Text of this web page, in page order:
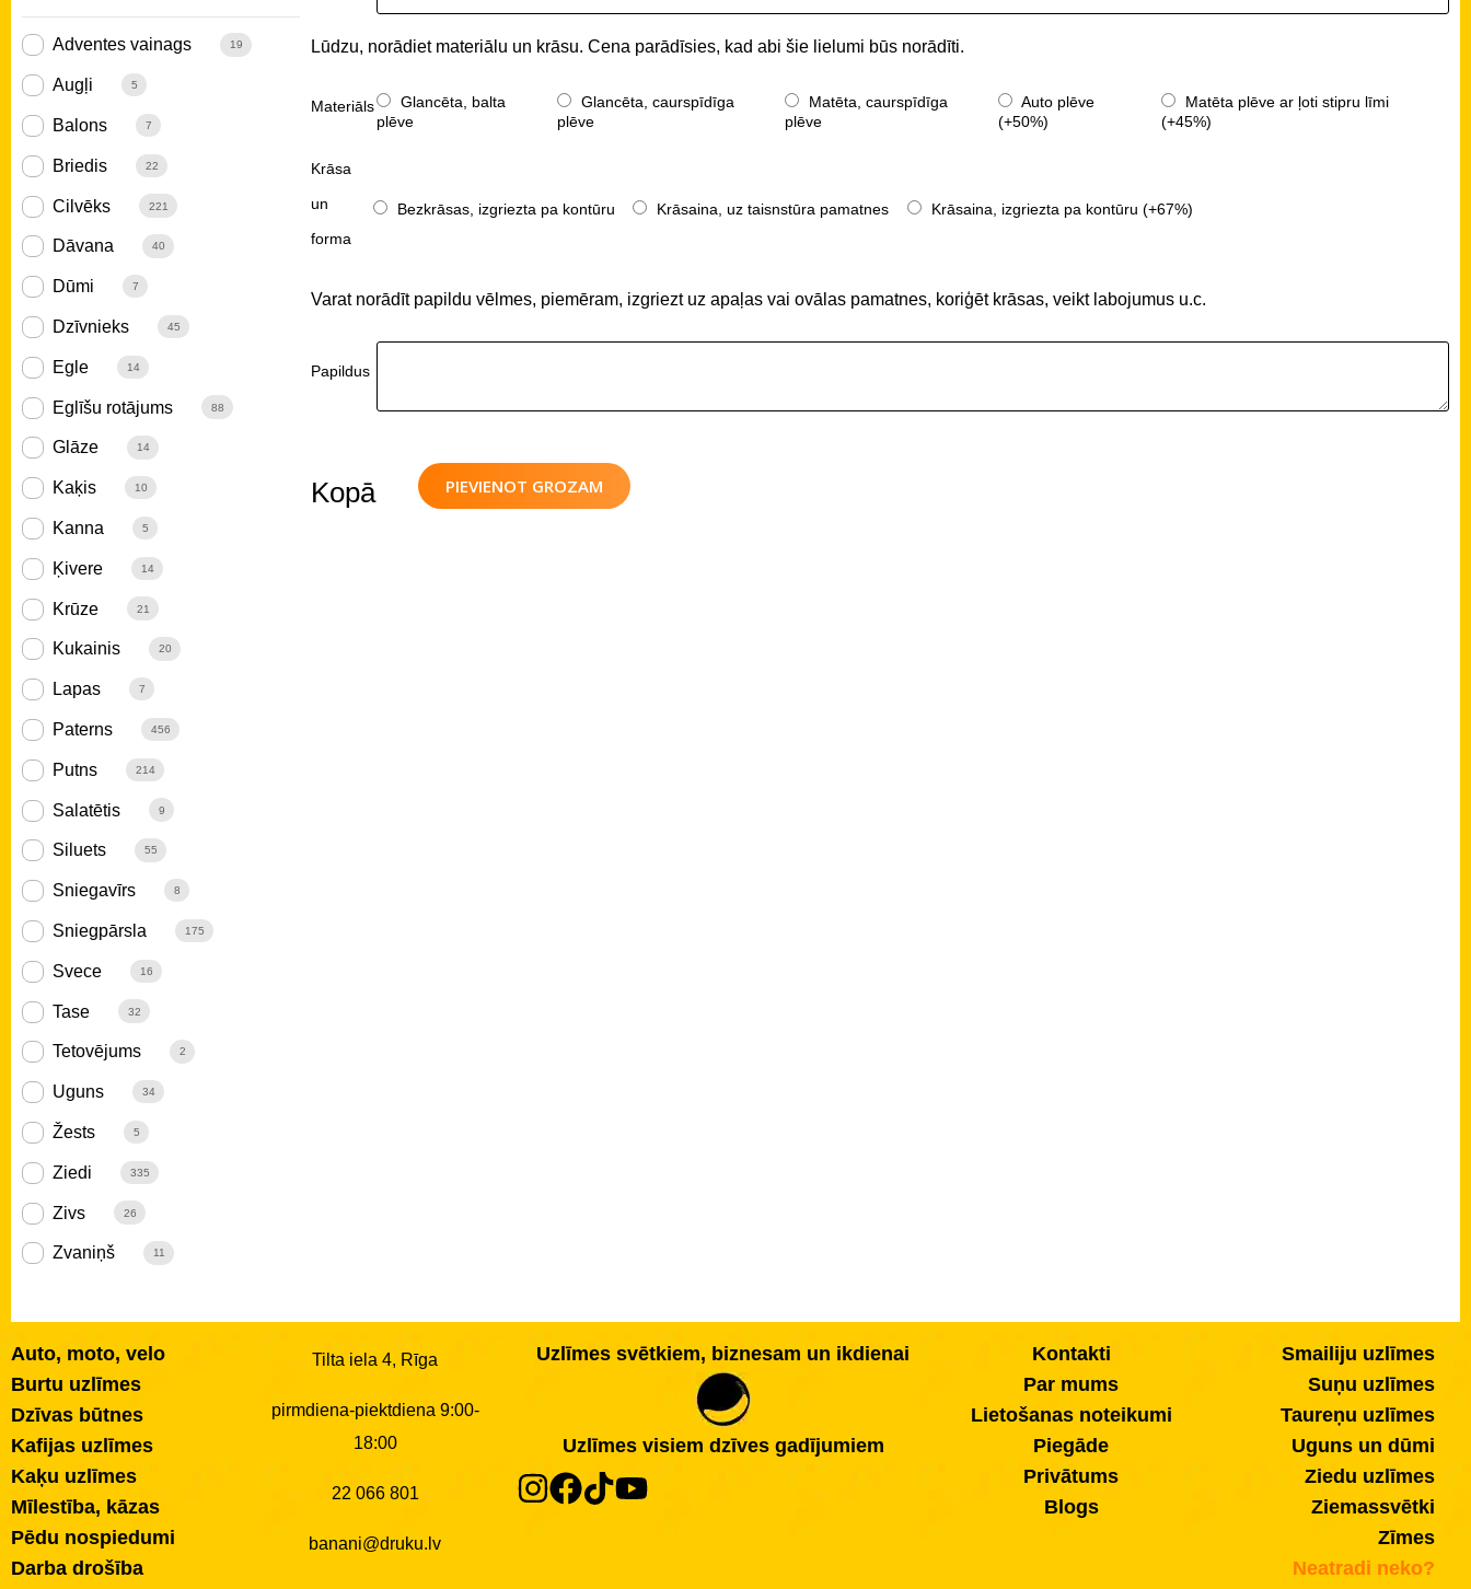
Adventes vainags 19
Augļi 5
Balons 7
Briedis 22
Cilvēks 221
Dāvana 40
Dūmi 7
Dzīvnieks 45
Egle 14
Eglīšu rotājums 88
Glāze 14
Kaķis 10
Kanna 5
Ķivere 14
Krūze 21
Kukainis 20
Lapas 7
Paterns 456
Putns 214
Salatētis 9
Siluets 55
Sniegavīrs 8
Sniegpārsla 175
Svece 16
Tase 32
Tetovējums 2
Uguns 34
Žests 5
Ziedi 335
Zivs 26
Zvaniņš 11
Lūdzu, norādiet materiālu un krāsu. Cena parādīsies, kad abi šie lielumi būs norādīti.
Materiāls
Glancēta, balta
plēve
Glancēta, caurspīdīga
plēve
Matēta, caurspīdīga
plēve
Auto plēve
(+50%)
Matēta plēve ar ļoti stipru līmi
(+45%)
Krāsa
un
forma
Bezkrāsas, izgriezta pa kontūru Krāsaina, uz taisnstūra pamatnes Krāsaina, izgriezta pa kontūru (+67%)
Varat norādīt papildu vēlmes, piemēram, izgriezt uz apaļas vai ovālas pamatnes, koriģēt krāsas, veikt labojumus u.c.
Papildus
PIEVIENOT GROZAM
Kopā
Auto, moto, velo
Burtu uzlīmes
Dzīvas būtnes
Kafijas uzlīmes
Kaķu uzlīmes
Mīlestība, kāzas
Pēdu nospiedumi
Darba drošība
Tilta iela 4, Rīga
pirmdiena-piektdiena 9:00-
18:00
22 066 801
banani@druku.lv
Uzlīmes svētkiem, biznesam un ikdienai
Uzlīmes visiem dzīves gadījumiem
Kontakti
Par mums
Lietošanas noteikumi
Piegāde
Privātums
Blogs
Smailiju uzlīmes
Suņu uzlīmes
Taureņu uzlīmes
Uguns un dūmi
Ziedu uzlīmes
Ziemassvētki
Zīmes
Neatradi neko?